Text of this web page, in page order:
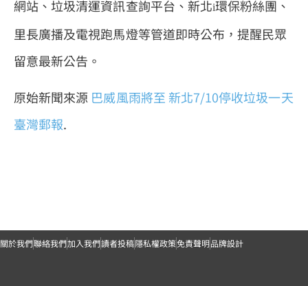
網站、垃圾清運資訊查詢平台、新北i環保粉絲團、
里長廣播及電視跑馬燈等管道即時公布，提醒民眾
留意最新公告。
原始新聞來源 巴威風雨將至 新北7/10停收垃圾一天
臺灣郵報.
關於我們聯絡我們加入我們讀者投稿隱私權政策免責聲明品牌設計